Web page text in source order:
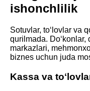
ishonchlilik
Sotuvlar, toʻlovlar va
qurilmada. Doʻkonlar,
markazlari,
biznes uchun juda
Kassa va